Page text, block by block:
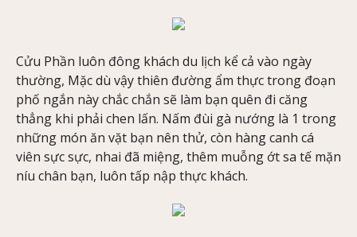
Cửu Phần luôn đông khách du lịch kể cả vào ngày
thường, Mặc dù vậy thiên đường ẩm thực trong đoạn
phố ngắn này chắc chắn sẽ làm bạn quên đi căng
thẳng khi phải chen lấn. Nấm đùi gà nướng là 1 trong
những món ăn vặt bạn nên thử, còn hàng canh cá
viên sực sực, nhai đã miệng, thêm muỗng ớt sa tế mặn
níu chân bạn, luôn tấp nập thực khách.